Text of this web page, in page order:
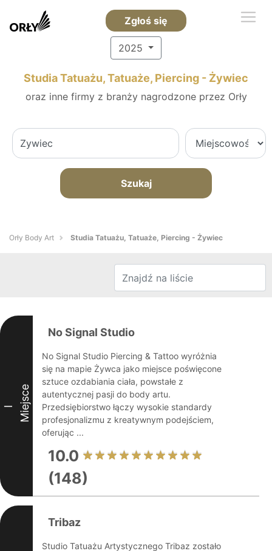
Zgłoś się
2025
Studia Tatuażu, Tatuaże, Piercing - Żywiec
oraz inne firmy z branży nagrodzone przez Orły
Szukaj
Orły Body Art Studia Tatuażu, Tatuaże, Piercing - Żywiec
I Miejsce
No Signal Studio
No Signal Studio Piercing & Tattoo wyróżnia
się na mapie Żywca jako miejsce poświęcone
sztuce ozdabiania ciała, powstałe z
autentycznej pasji do body artu.
Przedsiębiorstwo łączy wysokie standardy
profesjonalizmu z kreatywnym podejściem,
oferując ...
10.0
(148)
Tribaz
Studio Tatuażu Artystycznego Tribaz zostało